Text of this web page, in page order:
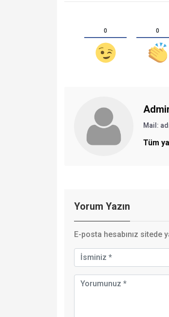
0 0
Mail:
Tüm
Yorum Yazın
E-posta hesabınız sitede